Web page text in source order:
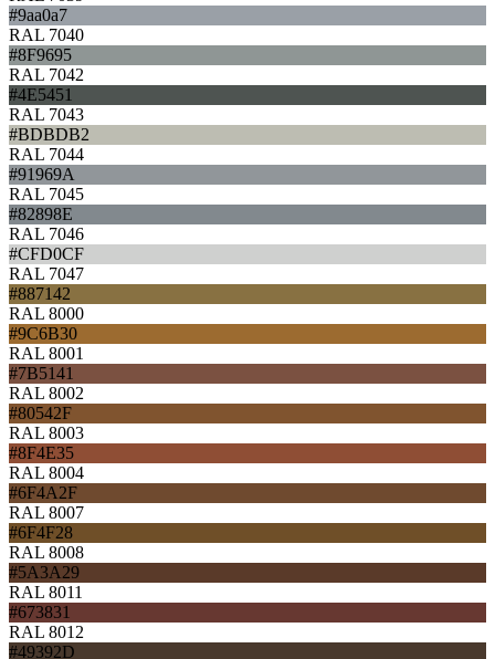
#9aa0a7
RAL 7040
#8F9695
RAL 7042
#4E5451
RAL 7043
#BDBDB2
RAL 7044
#91969A
RAL 7045
#82898E
RAL 7046
#CFD0CF
RAL 7047
#887142
RAL 8000
#9C6B30
RAL 8001
#7B5141
RAL 8002
#80542F
RAL 8003
#8F4E35
RAL 8004
#6F4A2F
RAL 8007
#6F4F28
RAL 8008
#5A3A29
RAL 8011
#673831
RAL 8012
#49392D